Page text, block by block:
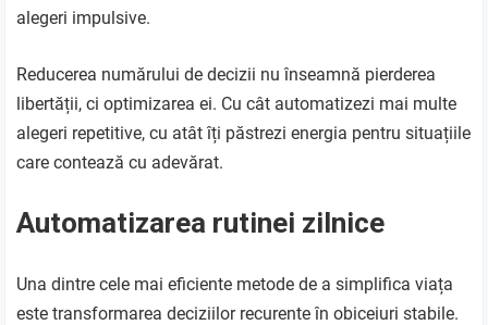
alegeri impulsive.
Reducerea numărului de decizii nu înseamnă pierderea
libertății, ci optimizarea ei. Cu cât automatizezi mai multe
alegeri repetitive, cu atât îți păstrezi energia pentru situațiile
care contează cu adevărat.
Automatizarea rutinei zilnice
Una dintre cele mai eficiente metode de a simplifica viața
este transformarea deciziilor recurente în obiceiuri stabile.